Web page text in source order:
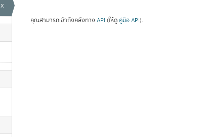
x
คุณสามารถเข้าถึงคลังทาง API (ให้ดู คู่มือ API).